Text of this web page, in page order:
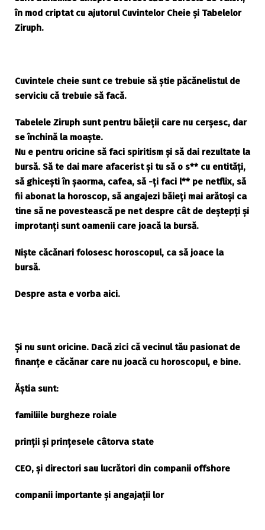
în mod criptat cu ajutorul Cuvintelor Cheie și Tabelelor
Ziruph.
Cuvintele cheie sunt ce trebuie să știe păcănelistul de
serviciu că trebuie să facă.
Tabelele Ziruph sunt pentru băieții care nu cerșesc, dar
se închină la moaște.
Nu e pentru oricine să faci spiritism și să dai rezultate la
bursă. Să te dai mare afacerist și tu să o s** cu entități,
să ghicești în șaorma, cafea, să -ți faci l** pe netflix, să
fii abonat la horoscop, să angajezi băieți mai arătoși ca
tine să ne povestească pe net despre cât de deștepți și
improtanți sunt oamenii care joacă la bursă.
Niște căcănari folosesc horoscopul, ca să joace la
bursă.
Despre asta e vorba aici.
Și nu sunt oricine. Dacă zici că vecinul tău pasionat de
finanțe e căcănar care nu joacă cu horoscopul, e bine.
Ăștia sunt:
familiile burgheze roiale
prinții și prințesele câtorva state
CEO, și directori sau lucrători din companii offshore
companii importante și angajații lor